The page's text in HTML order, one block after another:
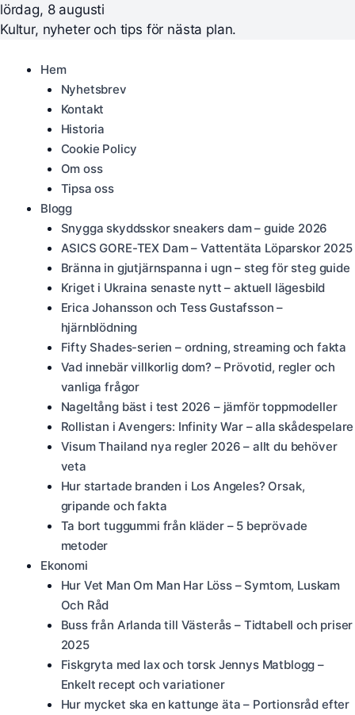
lördag, 8 augusti
Kultur, nyheter och tips för nästa plan.
Hem
Nyhetsbrev
Kontakt
Historia
Cookie Policy
Om oss
Tipsa oss
Blogg
Snygga skyddsskor sneakers dam – guide 2026
ASICS GORE-TEX Dam – Vattentäta Löparskor 2025
Bränna in gjutjärnspanna i ugn – steg för steg guide
Kriget i Ukraina senaste nytt – aktuell lägesbild
Erica Johansson och Tess Gustafsson –
hjärnblödning
Fifty Shades-serien – ordning, streaming och fakta
Vad innebär villkorlig dom? – Prövotid, regler och
vanliga frågor
Nageltång bäst i test 2026 – jämför toppmodeller
Rollistan i Avengers: Infinity War – alla skådespelare
Visum Thailand nya regler 2026 – allt du behöver
veta
Hur startade branden i Los Angeles? Orsak,
gripande och fakta
Ta bort tuggummi från kläder – 5 beprövade
metoder
Ekonomi
Hur Vet Man Om Man Har Löss – Symtom, Luskam
Och Råd
Buss från Arlanda till Västerås – Tidtabell och priser
2025
Fiskgryta med lax och torsk Jennys Matblogg –
Enkelt recept och variationer
Hur mycket ska en kattunge äta – Portionsråd efter